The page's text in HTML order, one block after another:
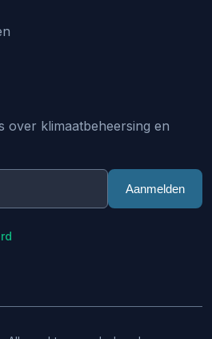
over klimaatbeheersing en
Aanmelden